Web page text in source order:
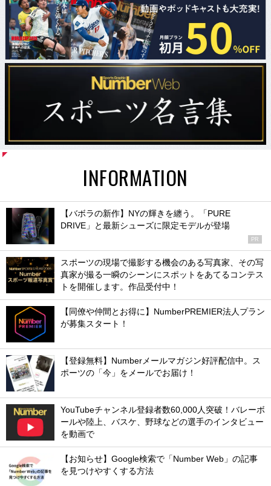
INFORMATION
【バボラの新作】NYの輝きを纏う。「PURE
DRIVE」と最新シューズに限定モデルが登場
PR
スポーツの現場で撮影する機会のある写真家、その写
真家が撮る一瞬のシーンにスポットをあてるコンテス
トを開催します。作品受付中！
【同僚や仲間とお得に】NumberPREMIER法人プラン
が募集スタート！
【登録無料】Numberメールマガジン好評配信中。ス
ポーツの「今」をメールでお届け！
YouTubeチャンネル登録者数60,000人突破！バレーボ
ールや陸上、バスケ、野球などの選手のインタビュー
を動画で
【お知らせ】Google検索で「Number Web」の記事
を見つけやすくする方法